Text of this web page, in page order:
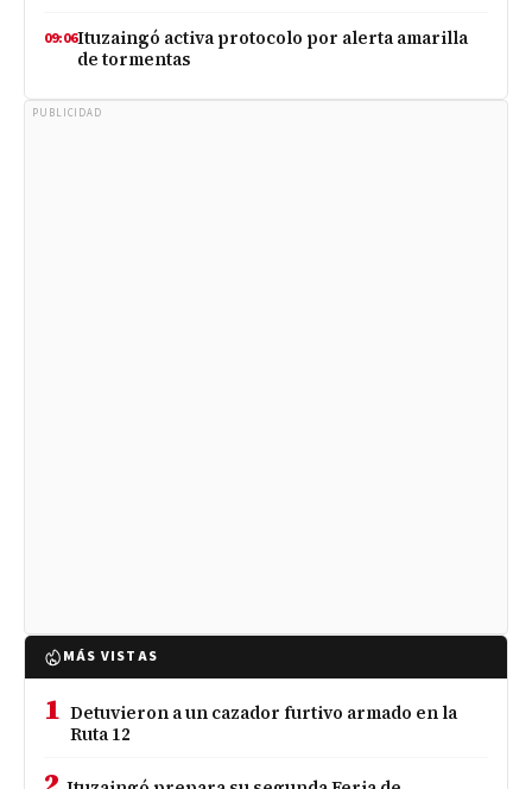
09:06Ituzaingó activa protocolo por alerta amarilla
de tormentas
PUBLICIDAD
MÁS VISTAS
1 Detuvieron a un cazador furtivo armado en la
Ruta 12